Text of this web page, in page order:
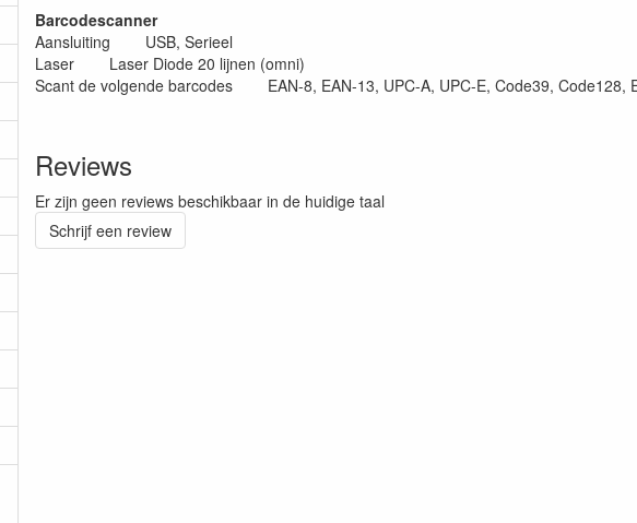
Barcodescanner
Aansluiting USB, Serieel
Laser Laser Diode 20 lijnen (omni)
Scant de volgende barcodes EAN-8, EAN-13, UPC-A, UPC-E, Code39, Code128,
Reviews
Er zijn geen reviews beschikbaar in de huidige taal
Schrijf een review